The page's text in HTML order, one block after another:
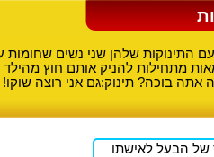
התינוקות שלהן שני נשים שחומות
מתחילות להניק אותם חוץ
בוכה? תינוק:גם אני רוצה שוקו!